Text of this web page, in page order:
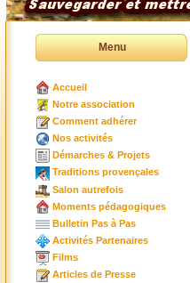
Menu
Accueil
Notre association
Comment adhérer
Nos activités
Démarches & Projets
Traditions provençales
Salon autrefois
Moments pédagogiques
Bulletin Pas à Pas
Activités Partenaires
Films
Articles de Presse